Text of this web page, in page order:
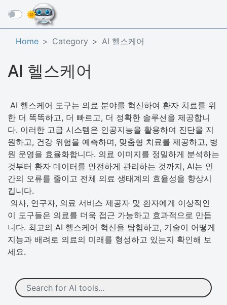
☰
Home Category AI 헬스케어
AI 헬스케어
AI 헬스케어 도구는 의료 분야를 혁신하여 환자 치료를 위
한 더 똑똑하고, 더 빠르고, 더 정확한 솔루션을 제공합니
다. 이러한 고급 시스템은 인공지능을 활용하여 진단을 지
원하고, 건강 위험을 예측하며, 맞춤형 치료를 제공하고, 병
원 운영을 효율화합니다. 의료 이미지를 정밀하게 분석하는
것부터 환자 데이터를 안전하게 관리하는 것까지, AI는 인
간의 오류를 줄이고 전체 의료 생태계의 효율성을 향상시
킵니다.
의사, 연구자, 의료 서비스 제공자 및 환자에게 이상적인
이 도구들은 의료를 더욱 접근 가능하고 효과적으로 만듭
니다. 최고의 AI 헬스케어 혁신을 탐험하고, 기술이 어떻게
지능과 배려로 의료의 미래를 형성하고 있는지 확인해 보
세요.